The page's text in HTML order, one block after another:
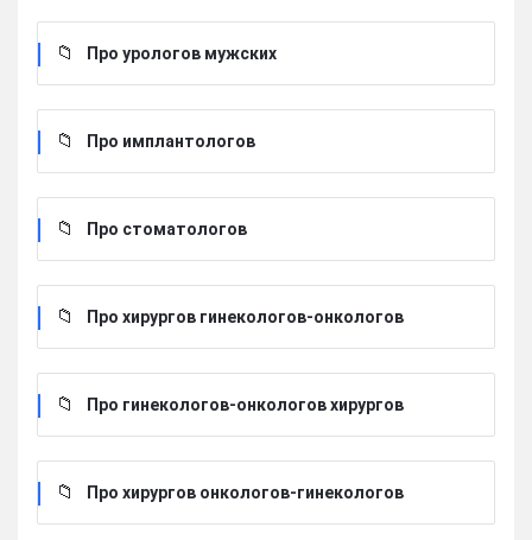
Про урологов мужских
Про имплантологов
Про стоматологов
Про хирургов гинекологов-онкологов
Про гинекологов-онкологов хирургов
Про хирургов онкологов-гинекологов